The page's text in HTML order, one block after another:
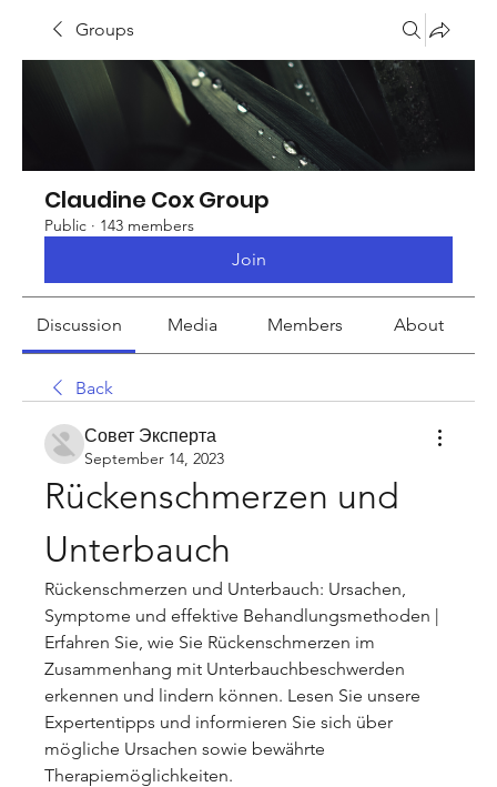
Groups
Claudine Cox Group
Public · 143 members
Join
Discussion Media Members About
Back
Совет Эксперта
September 14, 2023
Rückenschmerzen und
Unterbauch
Rückenschmerzen und Unterbauch: Ursachen,
Symptome und effektive Behandlungsmethoden |
Erfahren Sie, wie Sie Rückenschmerzen im
Zusammenhang mit Unterbauchbeschwerden
erkennen und lindern können. Lesen Sie unsere
Expertentipps und informieren Sie sich über
mögliche Ursachen sowie bewährte
Therapiemöglichkeiten.